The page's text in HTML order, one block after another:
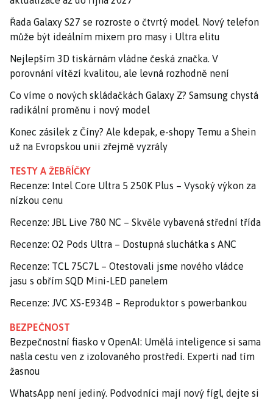
Řada Galaxy S27 se rozroste o čtvrtý model. Nový telefon
může být ideálním mixem pro masy i Ultra elitu
Nejlepším 3D tiskárnám vládne česká značka. V
porovnání vítězí kvalitou, ale levná rozhodně není
Co víme o nových skládačkách Galaxy Z? Samsung chystá
radikální proměnu i nový model
Konec zásilek z Číny? Ale kdepak, e-shopy Temu a Shein
už na Evropskou unii zřejmě vyzrály
TESTY A ŽEBŘÍČKY
Recenze: Intel Core Ultra 5 250K Plus – Vysoký výkon za
nízkou cenu
Recenze: JBL Live 780 NC – Skvěle vybavená střední třída
Recenze: O2 Pods Ultra – Dostupná sluchátka s ANC
Recenze: TCL 75C7L – Otestovali jsme nového vládce
jasu s obřím SQD Mini-LED panelem
Recenze: JVC XS-E934B – Reproduktor s powerbankou
BEZPEČNOST
Bezpečnostní fiasko v OpenAI: Umělá inteligence si sama
našla cestu ven z izolovaného prostředí. Experti nad tím
žasnou
WhatsApp není jediný. Podvodníci mají nový fígl, dejte si